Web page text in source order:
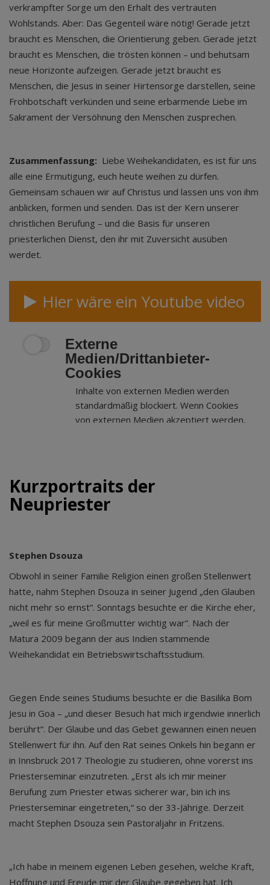
verkrampfter Sorge um den Erhalt des vertrauten
Wohlstands. Aber: Das Gegenteil wäre nötig! Gerade jetzt
braucht es Menschen, die Orientierung geben. Gerade jetzt
braucht es Menschen, die trösten können – und behutsam
neue Horizonte aufzeigen. Gerade jetzt braucht es
Menschen, die Jesus in seiner Hirtensorge darstellen, seine
Frohbotschaft verkünden und seine erbarmende Liebe im
Sakrament der Versöhnung den Menschen zusprechen.
Zusammenfassung: Liebe Weihekandidaten, es ist für uns
alle eine Ermutigung, euch heute weihen zu dürfen.
Gemeinsam schauen wir auf Christus und lassen uns von ihm
anblicken, formen und senden. Das ist der Kern unserer
christlichen Berufung – und die Basis für unseren
priesterlichen Dienst, den ihr mit Zuversicht ausüben
werdet.
Hier wäre ein Youtube video
Externe
Medien/Drittanbieter-
Cookies
Inhalte von externen Medien werden
standardmäßig blockiert. Wenn Cookies
von externen Medien akzeptiert werden,
Kurzportraits der
Neupriester
Stephen Dsouza
Obwohl in seiner Familie Religion einen großen Stellenwert
hatte, nahm Stephen Dsouza in seiner Jugend „den Glauben
nicht mehr so ernst“. Sonntags besuchte er die Kirche eher,
„weil es für meine Großmutter wichtig war“. Nach der
Matura 2009 begann der aus Indien stammende
Weihekandidat ein Betriebswirtschaftsstudium.
Gegen Ende seines Studiums besuchte er die Basilika Bom
Jesu in Goa – „und dieser Besuch hat mich irgendwie innerlich
berührt“. Der Glaube und das Gebet gewannen einen neuen
Stellenwert für ihn. Auf den Rat seines Onkels hin begann er
in Innsbruck 2017 Theologie zu studieren, ohne vorerst ins
Priesterseminar einzutreten. „Erst als ich mir meiner
Berufung zum Priester etwas sicherer war, bin ich ins
Priesterseminar eingetreten,“ so der 33-Jährige. Derzeit
macht Stephen Dsouza sein Pastoraljahr in Fritzens.
„Ich habe in meinem eigenen Leben gesehen, welche Kraft,
Hoffnung und Freude mir der Glaube gegeben hat. Ich